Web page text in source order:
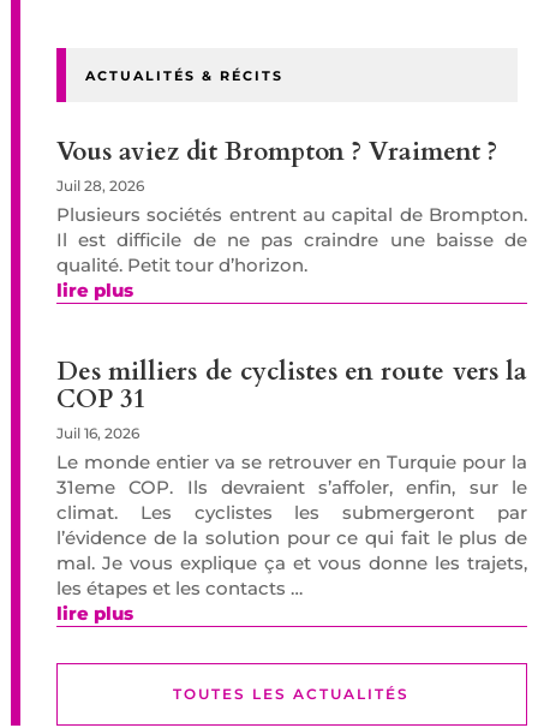
ACTUALITÉS & RÉCITS
Vous aviez dit Brompton ? Vraiment ?
Juil 28, 2026
Plusieurs sociétés entrent au capital de Brompton.
Il est difficile de ne pas craindre une baisse de
qualité. Petit tour d’horizon.
lire plus
Des milliers de cyclistes en route vers la
COP 31
Juil 16, 2026
Le monde entier va se retrouver en Turquie pour la
31eme COP. Ils devraient s’affoler, enfin, sur le
climat. Les cyclistes les submergeront par
l’évidence de la solution pour ce qui fait le plus de
mal. Je vous explique ça et vous donne les trajets,
les étapes et les contacts …
lire plus
TOUTES LES ACTUALITÉS